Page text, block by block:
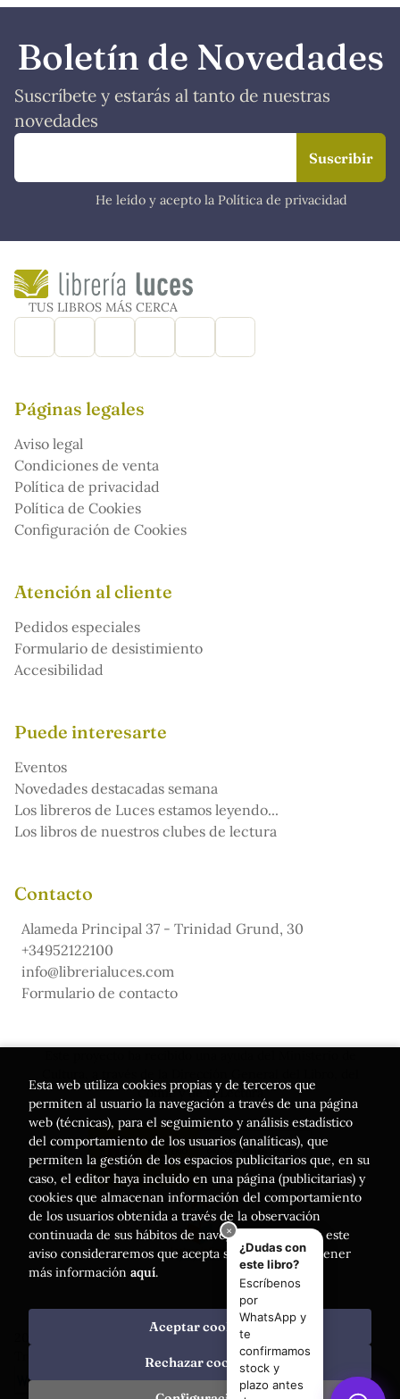
Boletín de Novedades
Suscríbete y estarás al tanto de nuestras
novedades
He leído y acepto la Política de privacidad
TUS LIBROS MÁS CERCA
Páginas legales
Aviso legal
Condiciones de venta
Política de privacidad
Política de Cookies
Configuración de Cookies
Atención al cliente
Pedidos especiales
Formulario de desistimiento
Accesibilidad
Puede interesarte
Eventos
Novedades destacadas semana
Los libreros de Luces estamos leyendo...
Los libros de nuestros clubes de lectura
Contacto
Alameda Principal 37 - Trinidad Grund, 30
+34952122100
info@librerialuces.com
Formulario de contacto
Cómic y de la Lectura
. Todos los Derechos Reservados |
Esta web utiliza cookies propias y de terceros que
permiten al usuario la navegación a través de una página
web (técnicas), para el seguimiento y análisis estadístico
del comportamiento de los usuarios (analíticas), que
permiten la gestión de los espacios publicitarios que, en su
caso, el editor haya incluido en una página (publicitarias) y
cookies que almacenan información del comportamiento
de los usuarios obtenida a través de la observación
continuada de sus hábitos de navegación. Si acepta este
aviso consideraremos que acepta su uso. Puede obtener
más información aquí.
Rechazar cookies
Aceptar cookies